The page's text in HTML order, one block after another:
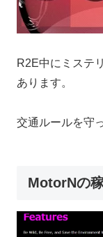
R2E中にミステ
あります。
交通ルールを守
MotorNの